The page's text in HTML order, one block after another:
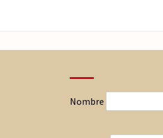
Nombre